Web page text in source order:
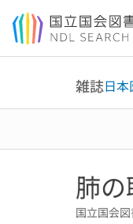
本文へ移動
雑誌日
肺
国立国会